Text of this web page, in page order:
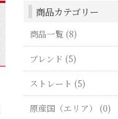
商品カテゴリー
商品一覧 (8)
ブレンド (5)
ストレート (5)
原産国（エリア） (0)